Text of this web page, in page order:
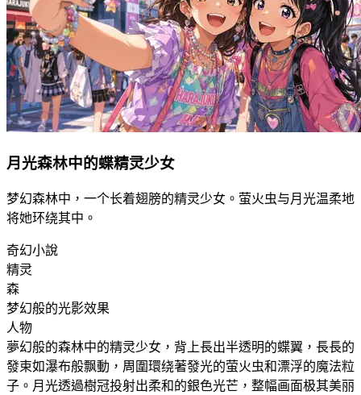
月光森林中的蝶精灵少女
梦幻森林中，一个长着翅膀的精灵少女。萤火虫与月光温柔地
将她环绕其中。
奇幻小說
精灵
森
梦幻般的光影效果
人物
夢幻般的森林中的精灵少女，背上長出半透明的蝶翼，長長的
發束如瀑布般飘動，周圍環绕著發光的萤火虫和漂浮的魔法粒
子。月光透過樹冠投射出柔和的銀色光芒，整幅画面极其美丽